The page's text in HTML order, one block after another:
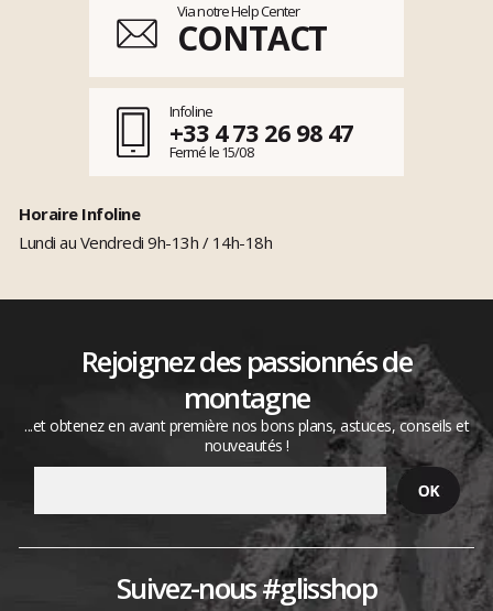
Via notre Help Center
CONTACT
Infoline
+33 4 73 26 98 47
Fermé le 15/08
Horaire Infoline
Lundi au Vendredi 9h-13h / 14h-18h
Rejoignez des passionnés de
montagne
...et obtenez en avant première nos bons plans, astuces, conseils et
nouveautés !
Suivez-nous #glisshop